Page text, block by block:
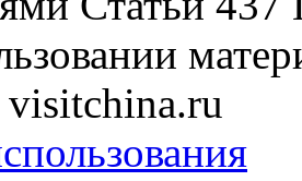
visitchina.ru